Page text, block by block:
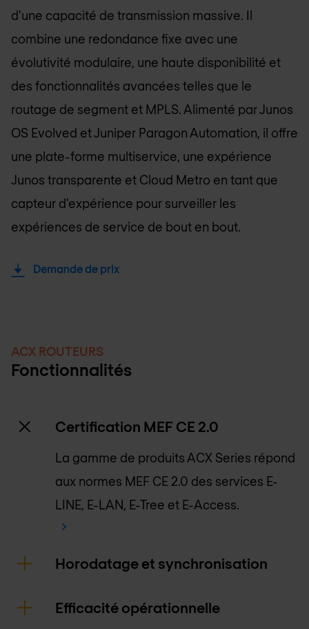
d'une capacité de transmission massive. Il
combine une redondance fixe avec une
évolutivité modulaire, une haute disponibilité et
des fonctionnalités avancées telles que le
routage de segment et MPLS. Alimenté par Junos
OS Evolved et Juniper Paragon Automation, il offre
une plate-forme multiservice, une expérience
Junos transparente et Cloud Metro en tant que
capteur d'expérience pour surveiller les
expériences de service de bout en bout.
Demande de prix
ACX ROUTEURS
Fonctionnalités
Certification MEF CE 2.0
La gamme de produits ACX Series répond
aux normes MEF CE 2.0 des services E-
LINE, E-LAN, E-Tree et E-Access.
Horodatage et synchronisation
Efficacité opérationnelle